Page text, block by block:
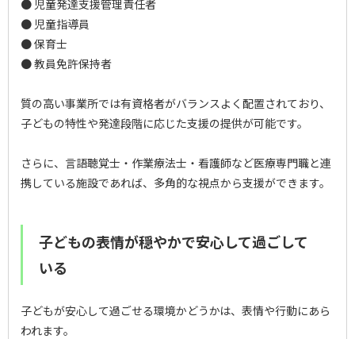
● 児童発達支援管理責任者
● 児童指導員
● 保育士
● 教員免許保持者
質の高い事業所では有資格者がバランスよく配置されており、
子どもの特性や発達段階に応じた支援の提供が可能です。
さらに、言語聴覚士・作業療法士・看護師など医療専門職と連
携している施設であれば、多角的な視点から支援ができます。
子どもの表情が穏やかで安心して過ごして
いる
子どもが安心して過ごせる環境かどうかは、表情や行動にあら
われます。